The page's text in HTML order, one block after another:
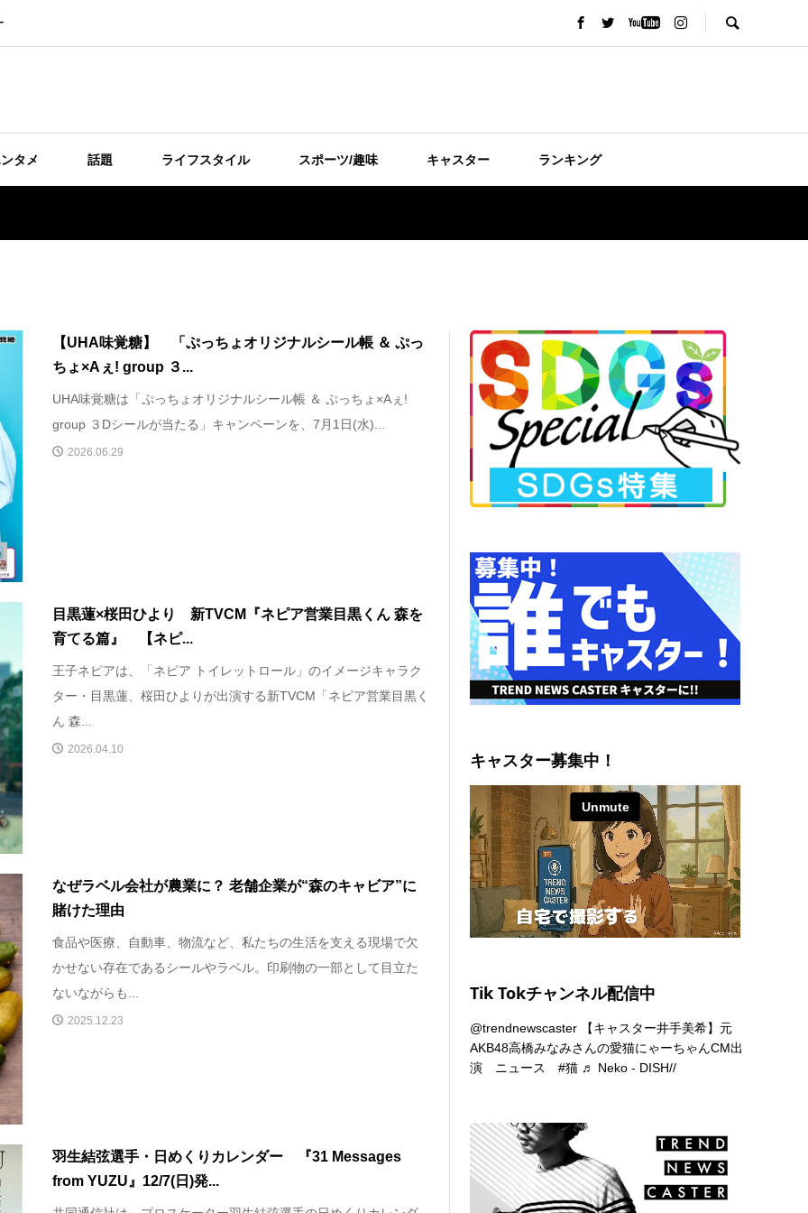
タメ 話題 ライフスタイル スポーツ/趣味 キャスター ランキング
【UHA味覚糖】 「ぷっちょオリジナルシール帳 ＆ ぷっ
ちょ×Aぇ! group ３...
UHA味覚糖は「ぷっちょオリジナルシール帳 ＆ ぷっちょ×Aぇ!
group ３Dシールが当たる」キャンペーンを、7月1日(水)...
2026.06.29
目黒蓮×桜田ひより 新TVCM『ネピア営業目黒くん 森を
育てる篇』 【ネピ...
王子ネピアは、「ネピア トイレットロール」のイメージキャラク
ター・目黒蓮、桜田ひよりが出演する新TVCM「ネピア営業目黒く
ん 森...
2026.04.10
なぜラベル会社が農業に？ 老舗企業が“森のキャビア”に
賭けた理由
食品や医療、自動車、物流など、私たちの生活を支える現場で欠
かせない存在であるシールやラベル。印刷物の一部として目立た
ないながらも...
2025.12.23
羽生結弦選手・日めくりカレンダー 『31 Messages
from YUZU』12/7(日)発...
キャスター募集中！
Tik Tokチャンネル配信中
@trendnewscaster 【キャスター井手美希】元
AKB48高橋みなみさんの愛猫にゃーちゃんCM出
演 ニュース#猫 ♬ Neko - DISH//